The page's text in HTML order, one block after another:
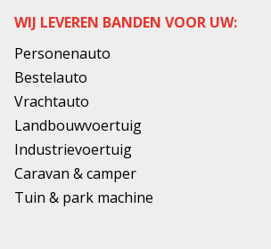
WIJ LEVEREN BANDEN VOOR UW:
Personenauto
Bestelauto
Vrachtauto
Landbouwvoertuig
Industrievoertuig
Caravan & camper
Tuin & park machine